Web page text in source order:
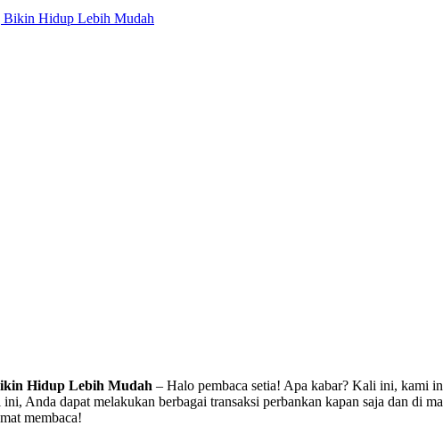
Bikin Hidup Lebih Mudah
Hidup Lebih Mudah – Halo pembaca setia! Apa kabar? Kali ini, kami
Anda dapat melakukan berbagai transaksi perbankan kapan saja dan di
membaca!